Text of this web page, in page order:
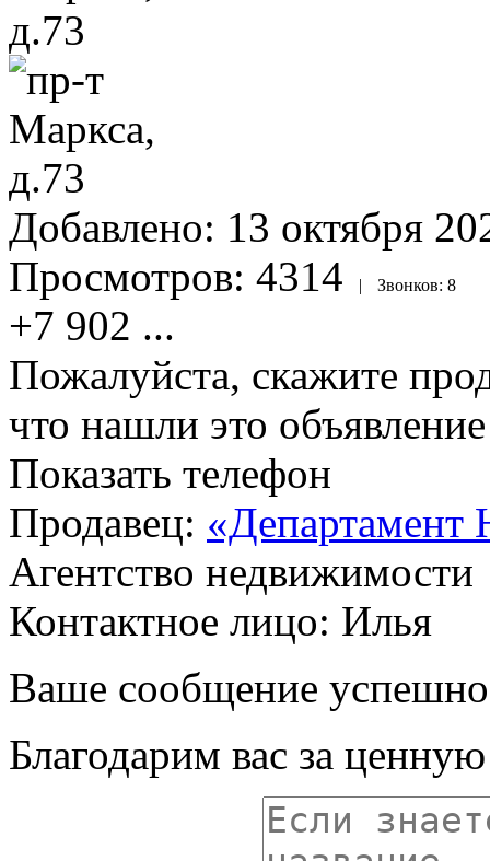
Добавлено: 13 октября
Просмотров: 4314 | Звонков: 8
+7 902 ...
Пожалуйста, скажите
что нашли это
Показать телефон
Продавец: «Департамент
Агентство недвижимости
Контактное лицо: Илья
Ваше сообщение успешно
Благодарим вас за